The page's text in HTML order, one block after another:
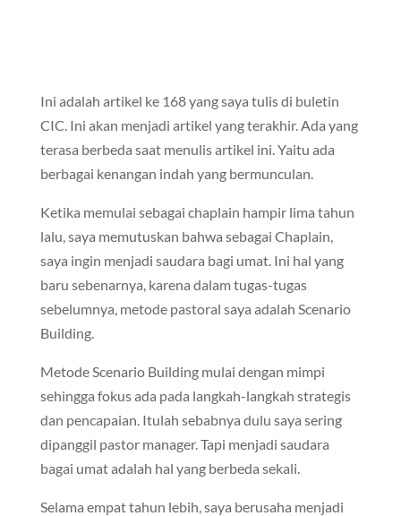
Ini adalah artikel ke 168 yang saya tulis di buletin
CIC. Ini akan menjadi artikel yang terakhir. Ada yang
terasa berbeda saat menulis artikel ini. Yaitu ada
berbagai kenangan indah yang bermunculan.
Ketika memulai sebagai chaplain hampir lima tahun
lalu, saya memutuskan bahwa sebagai Chaplain,
saya ingin menjadi saudara bagi umat. Ini hal yang
baru sebenarnya, karena dalam tugas-tugas
sebelumnya, metode pastoral saya adalah Scenario
Building.
Metode Scenario Building mulai dengan mimpi
sehingga fokus ada pada langkah-langkah strategis
dan pencapaian. Itulah sebabnya dulu saya sering
dipanggil pastor manager. Tapi menjadi saudara
bagai umat adalah hal yang berbeda sekali.
Selama empat tahun lebih, saya berusaha menjadi